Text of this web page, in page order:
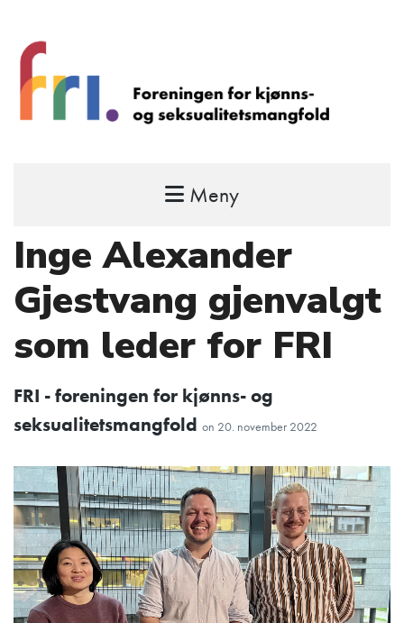
FRI – foreningen for kjønns- og
STÅ OPP FOR RETTEN TIL Å VÆRE FRI
Meny
Inge Alexander
Gjestvang gjenvalgt
som leder for FRI
FRI - foreningen for kjønns- og
seksualitetsmangfold on 20. november 2022